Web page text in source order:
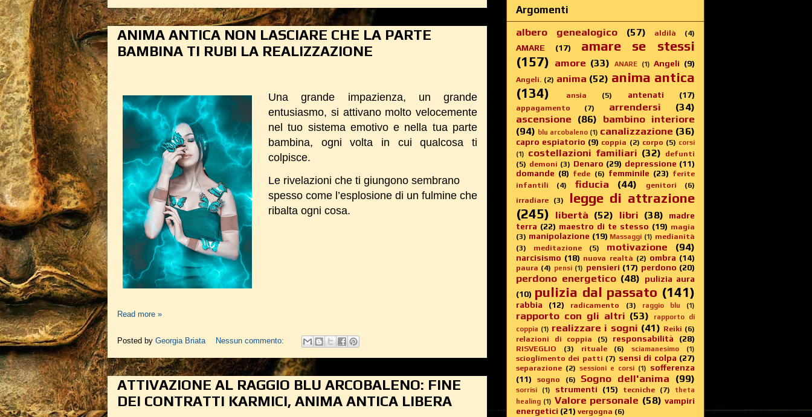
ANIMA ANTICA NON LASCIARE CHE LA PARTE
BAMBINA TI RUBI LA REALIZZAZIONE
Una grande impazienza, un grande
entusiasmo, si attivano molto velocemente
nel tuo sistema emotivo e nella tua parte
bambina, ogni volta in cui qualcosa ti
colpisce.
Le rivelazioni che ti giungono sembrano
spesso come l’esplosione di un fulmine che
ribalta ogni cosa.
Read more »
Posted by Georgia Briata Nessun commento:
ATTIVAZIONE AL RAGGIO BLU ARCOBALENO: FINE
DEI CONTRATTI KARMICI, ANIMA ANTICA LIBERA
Argomenti
albero genealogico
(57) aldilà (4)
AMARE (17)
amare se stessi
(157) amore (33) ANARE (1) Angeli (9)
Angeli. (2) anima (52) anima antica
(134)
ansia (5) antenati (17)
appagamento (7) arrendersi
(34)
ascensione (86) bambino interiore
(94) blu arcobaleno (1) canalizzazione (36)
capro espiatorio (9) coppia (2) corpo (5) corsi
(1)
costellazioni familiari (32) defunti
(5) demoni (3) Denaro (29) depressione (11)
domande (8) fede (6) femminile (23) ferite
infantili
(4) fiducia (44) genitori
(6)
irradiare (3)
legge di attrazione
(245) libertà (52) libri (38)
madre
terra (22) maestro di te stesso (19) magia
(3) manipolazione (19) Massaggi (1) medianità
(3)
meditazione (5) motivazione (94)
narcisismo (18) nuova realtà (2) ombra (14)
paura (4) pensi (1) pensieri (17) perdono (20)
perdono energetico (48)
pulizia aura
(10) pulizia dal passato (141)
rabbia (12) radicamento (3) raggio blu (1)
rapporto con gli altri (53)
rapporto di
coppia (1) realizzare i sogni (41) Reiki (6)
relazioni di coppia
(5) responsabilità (28)
RISVEGLIO (3) rituale (6) sciamanesimo (1)
scioglimento dei patti (7) sensi di colpa (27)
separazione (2) sessioni e corsi (1)
sofferenza
(11)
sogno (6) Sogno dell'anima (99)
sorrisi (1) strumenti (15) tecniche (7)
theta
healing (1) Valore personale (58) vampiri
energetici (21) vergogna (6)